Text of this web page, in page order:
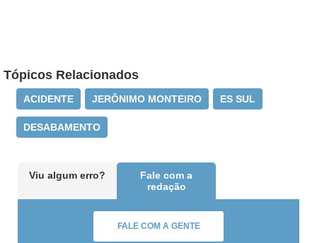
Tópicos Relacionados
ACIDENTE JERÔNIMO MONTEIRO ES SUL
DESABAMENTO
Viu algum erro?
Fale com a
redação
FALE COM A GENTE